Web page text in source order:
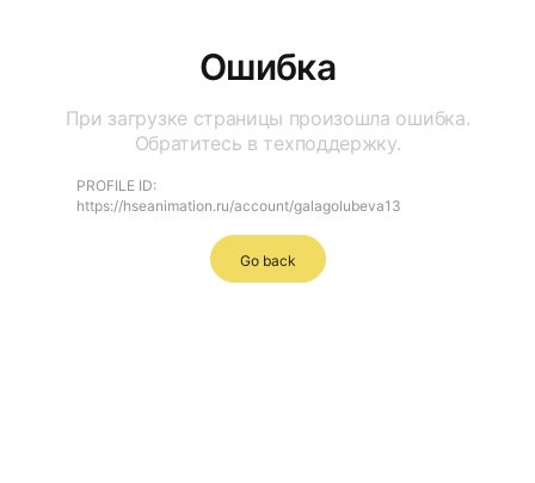
Ошибка
При загрузке страницы произошла ошибка.
Обратитесь в техподдержку.
PROFILE ID:
https://hseanimation.ru/account/galagolubeva13
Go back